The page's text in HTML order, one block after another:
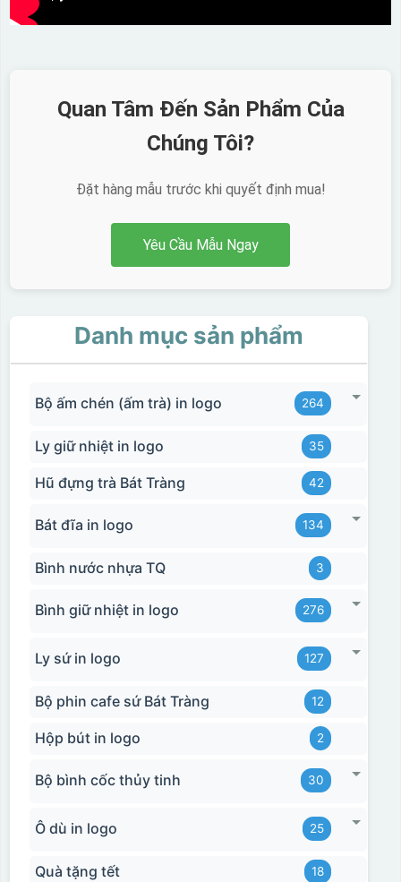
Quan Tâm Đến Sản Phẩm Của
Chúng Tôi?
Đặt hàng mẫu trước khi quyết định mua!
Yêu Cầu Mẫu Ngay
Danh mục sản phẩm
Bộ ấm chén (ấm trà) in logo 264
Ly giữ nhiệt in logo 35
Hũ đựng trà Bát Tràng 42
Bát đĩa in logo 134
Bình nước nhựa TQ 3
Bình giữ nhiệt in logo 276
Ly sứ in logo 127
Bộ phin cafe sứ Bát Tràng 12
Hộp bút in logo 2
Bộ bình cốc thủy tinh 30
Ô dù in logo 25
Quà tặng tết 18